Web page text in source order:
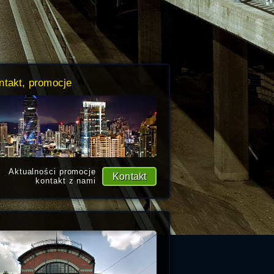
promocje
Kontakt
Aktualności promocje
kontakt z nami